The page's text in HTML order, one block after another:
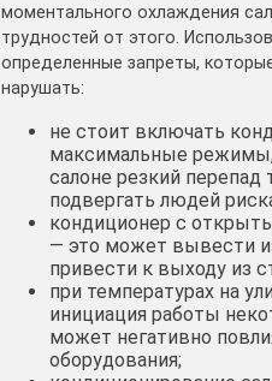
моментального охлаждения
трудностей от этого.
определенные запреты,
нарушать:
не стоит включать
максимальные
салоне резкий перепад
подвергать людей
кондиционер с
— это может вывести
привести к выходу из
при температурах на
инициация работы
может негативно
оборудования;